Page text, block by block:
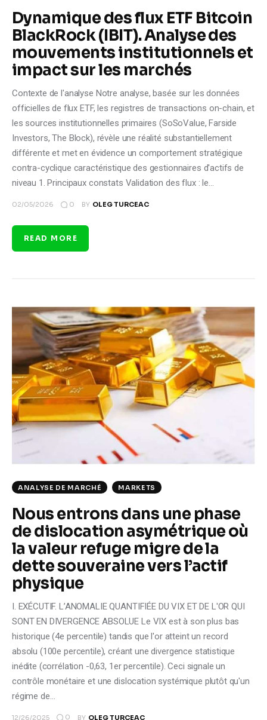
Dynamique des flux ETF Bitcoin
BlackRock (IBIT). Analyse des
mouvements institutionnels et
impact sur les marchés
Contexte de l'analyse Notre analyse, basée sur les données
officielles de flux ETF, les registres de transactions on-chain, et
les sources institutionnelles primaires (SoSoValue, Farside
Investors, The Block), révèle une réalité substantiellement
différente et met en évidence un comportement stratégique
contra-cyclique caractéristique des gestionnaires d'actifs de
niveau 1. Principaux constats Validation des flux : le…
02/05/2026 0 BY OLEG TURCEAC
READ MORE
ANALYSE DE MARCHÉ MARKETS
Nous entrons dans une phase
de dislocation asymétrique où
la valeur refuge migre de la
dette souveraine vers l’actif
physique
I. EXÉCUTIF. L’ANOMALIE QUANTIFIÉE DU VIX ET DE L'OR QUI
SONT EN DIVERGENCE ABSOLUE Le VIX est à son plus bas
historique (4e percentile) tandis que l'or atteint un record
absolu (100e percentile), créant une divergence statistique
inédite (corrélation -0,63, 1er percentile). Ceci signale un
contrôle monétaire et une dislocation systémique plutôt qu'un
régime de…
12/26/2025 0 BY OLEG TURCEAC